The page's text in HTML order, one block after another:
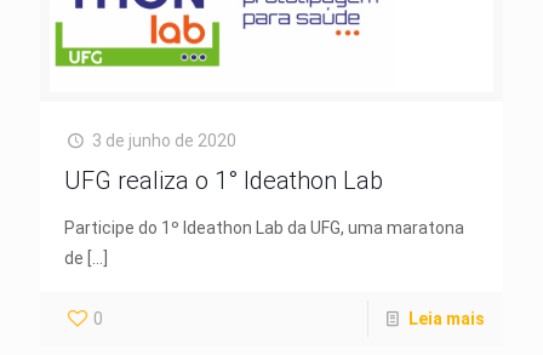
3 de junho de 2020
UFG realiza o 1° Ideathon Lab
Participe do 1º Ideathon Lab da UFG, uma maratona
de
0 Leia mais